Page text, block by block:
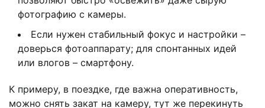
фотографию с камеры.
Если нужен стабильный фокус и настройки –
доверься фотоаппарату; для спонтанных идей
или влогов – смартфону.
К примеру, в поездке, где важна оперативность,
можно снять закат на камеру, тут же перекинуть